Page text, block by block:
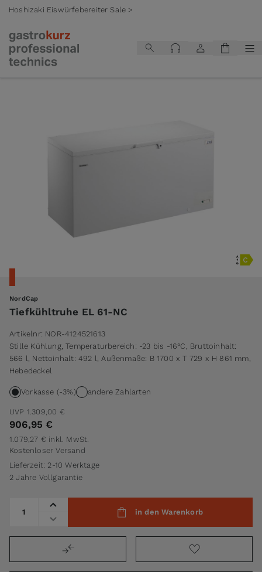
Hoshizaki Eiswürfebereiter Sale >
NordCap
Tiefkühltruhe EL 61-NC
Artikelnr: NOR-4124521613
Stille Kühlung, Temperaturbereich: -23 bis -16°C, Bruttoinhalt:
566 l, Nettoinhalt: 492 l, Außenmaße: B 1700 x T 729 x H 861 mm,
Hebedeckel
Vorkasse (-3%) andere Zahlarten
UVP 1.309,00 €
906,95 €
1.079,27 € inkl. MwSt.
Kostenloser Versand
Lieferzeit: 2-10 Werktage
2 Jahre Vollgarantie
in den Warenkorb